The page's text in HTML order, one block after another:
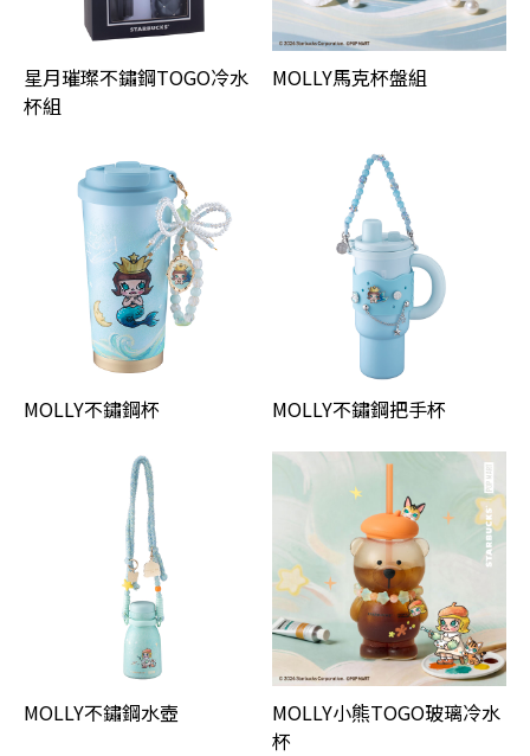
星月璀璨不鏽鋼TOGO冷水
杯組
MOLLY馬克杯盤組
MOLLY不鏽鋼杯 MOLLY不鏽鋼把手杯
MOLLY不鏽鋼水壺
MOLLY小熊TOGO玻璃冷水
杯